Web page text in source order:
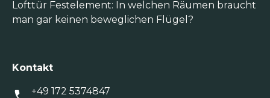
Lofttür Festelement: In welchen Räumen braucht
man gar keinen beweglichen Flügel?
Kontakt
+49 172 5374847